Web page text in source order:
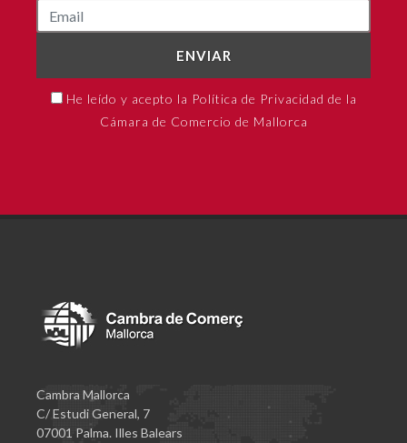
ENVIAR
He leído y acepto la Política de Privacidad de la
Cámara de Comercio de Mallorca
Cambra Mallorca
C/ Estudi General, 7
07001 Palma. Illes Balears